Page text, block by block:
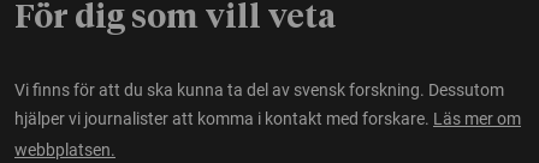
För dig som vill veta
Vi finns för att du ska kunna ta del av svensk forskning. Dessutom
hjälper vi journalister att komma i kontakt med forskare. Läs mer om
webbplatsen.